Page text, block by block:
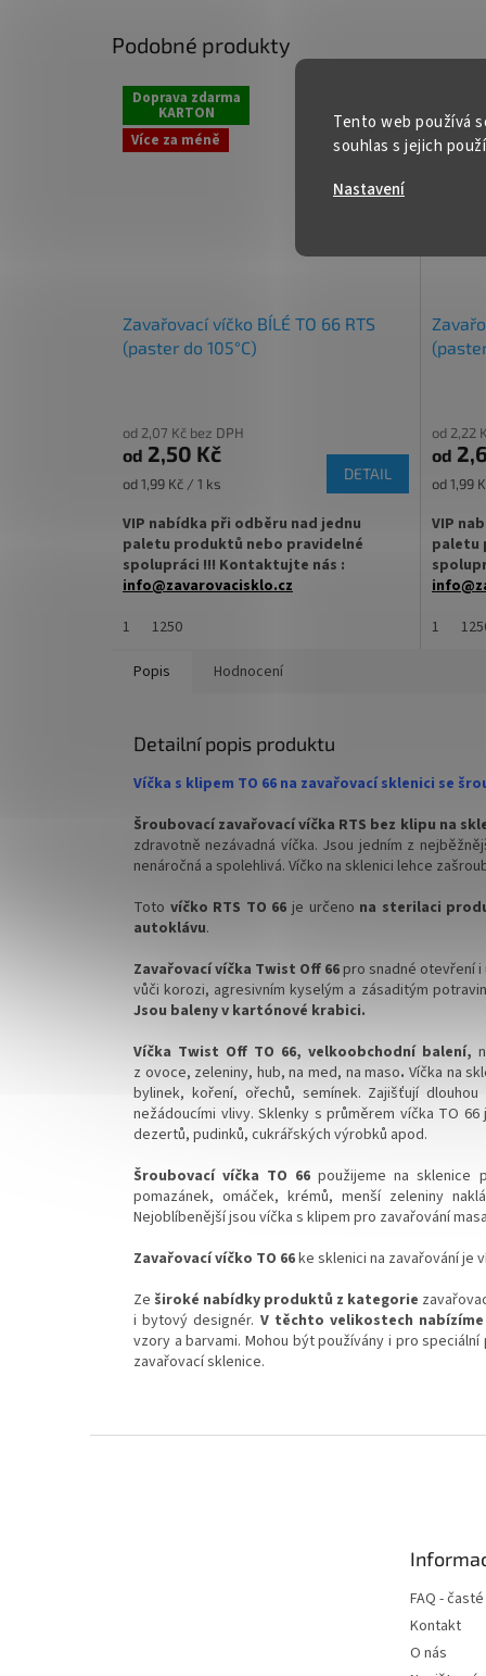
Tento web používá
souhlas s jejich
Nastavení
zavařování i profesionální výrobce potravin.
✅Zavařovací sklenice 165 ml s rovnou
vnitřní hranou
✅ Twist Off šroubový uzávěr uzavřete
✅ Paletu za výhodnější cenu
180 až
✅
✅
Podobné produkty
Doprava zdarma
KARTON
Více za méně
Zavařovací víčko BÍLÉ TO 66 RTS
(paster do 105°C)
od 2,07 Kč bez DPH
od 2,50 Kč
Měrná
od 1,99 Kč / 1 ks
DETAIL
VIP nabídka při odběru nad jednu
paletu produktů nebo pravidelné
spolupráci !!! Kontaktujte nás :
info@zavarovacisklo.cz
✅
Víčko na sklenici s uzávěrem typu Twist
✅ Různé varianty víček TO 66 objednejte
ZDE
✅ Pro výhodnější cenu kupte celý karton
✅ Víčka skladem a ihned k odeslání!
Kupte karton víček a máte na něj
dopravu ZDARMA!
1 1250
Více
od 2,22
od
Měrná
od 1,99
VIP
paletu
✅
✅ Pro
✅
Kupte
1
Popis Hodnocení
Detailní popis produktu
Víčka s klipem TO 66 na zavařovací sklenici se
Šroubovací zavařovací víčka RTS bez klipu na
zdravotně nezávadná víčka. Jsou jedním z
nenáročná a spolehlivá. Víčko na sklenici lehce
Toto víčko RTS TO 66 je určeno na sterilaci
autoklávu.
Zavařovací víčka Twist Off 66 pro snadné otevření
vůči korozi, agresivním kyselým a zásaditým
Jsou baleny v kartónové krabici.
Víčka Twist Off TO 66, velkoobchodní balení,
z ovoce, zeleniny, hub, na med, na maso. Víčka na
bylinek, koření, ořechů, semínek. Zajišťují
nežádoucími vlivy. Sklenky s průměrem víčka TO
dezertů, pudinků, cukrářských výrobků apod.
Šroubovací víčka TO 66 použijeme na sklenice
pomazánek, omáček, krémů, menší zeleniny
Nejoblíbenější jsou víčka s klipem pro zavařování
Zavařovací víčko TO 66ke sklenici na zavařování je
Ze široké nabídky produktů z kategorie
i bytový designér. V těchto velikostech
vzory a barvami. Mohou být používány i pro
zavařovací sklenice.
FAQ -
Kontakt
O nás